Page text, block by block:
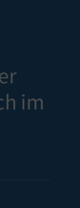
im